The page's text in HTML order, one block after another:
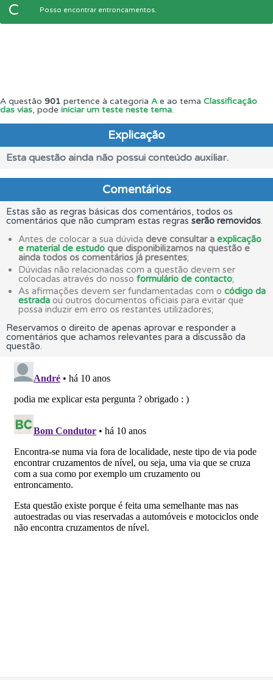
C Posso encontrar entroncamentos.
A questão 901 pertence à categoria Ae ao tema Classificação
das vias, pode iniciar um teste neste tema.
Explicação
Esta questão ainda não possui conteúdo auxiliar.
Comentários
Estas são as regras básicas dos comentários, todos os
comentários que não cumpram estas regras serão removidos.
Antes de colocar a sua dúvida deve consultar a explicação
e material de estudo que disponibilizamos na questão e
ainda todos os comentários já presentes;
Dúvidas não relacionadas com a questão devem ser
colocadas através do nosso formulário de contacto;
As afirmações devem ser fundamentadas com o código da
estrada ou outros documentos oficiais para evitar que
possa induzir em erro os restantes utilizadores;
Reservamos o direito de apenas aprovar e responder a
comentários que achamos relevantes para a discussão da
questão.